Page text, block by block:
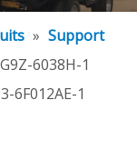
» Support
6038H-1
6F012AE-1